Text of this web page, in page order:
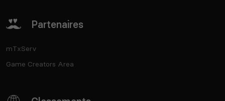
Partenaires
mTxServ
Game Creators Area